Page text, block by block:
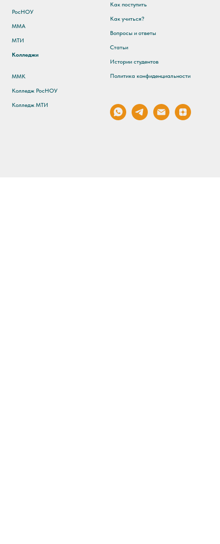
РосНОУ
ММА
МТИ
Колледжи
ММК
Колледж РосНОУ
Колледж МТИ
Как поступить
Как учиться?
Вопросы и ответы
Статьи
Истории студентов
Политика конфиденциальности